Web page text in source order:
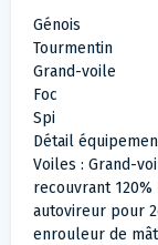
Génois
Tourmentin
Grand-voile
Foc
Spi
Détail
Voiles : Grand-
recouvrant 120%
autovireur pour
enrouleur de